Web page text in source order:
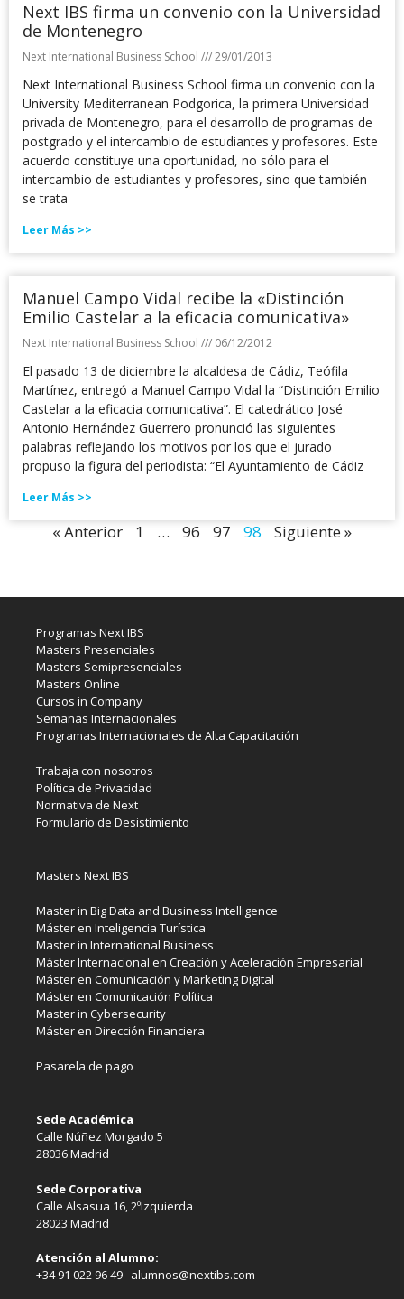
Next IBS firma un convenio con la Universidad
de Montenegro
Next International Business School 29/01/2013
Next International Business School firma un convenio con la
University Mediterranean Podgorica, la primera Universidad
privada de Montenegro, para el desarrollo de programas de
postgrado y el intercambio de estudiantes y profesores. Este
acuerdo constituye una oportunidad, no sólo para el
intercambio de estudiantes y profesores, sino que también
se trata
Leer Más >>
Manuel Campo Vidal recibe la «Distinción
Emilio Castelar a la eficacia comunicativa»
Next International Business School 06/12/2012
El pasado 13 de diciembre la alcaldesa de Cádiz, Teófila
Martínez, entregó a Manuel Campo Vidal la “Distinción Emilio
Castelar a la eficacia comunicativa”. El catedrático José
Antonio Hernández Guerrero pronunció las siguientes
palabras reflejando los motivos por los que el jurado
propuso la figura del periodista: “El Ayuntamiento de Cádiz
Leer Más >>
« Anterior 1 … 96 97 98 Siguiente »
Programas Next IBS
Masters Presenciales
Masters Semipresenciales
Masters Online
Cursos in Company
Semanas Internacionales
Programas Internacionales de Alta Capacitación
Trabaja con nosotros
Política de Privacidad
Normativa de Next
Formulario de Desistimiento
Masters Next IBS
Master in Big Data and Business Intelligence
Máster en Inteligencia Turística
Master in International Business
Máster Internacional en Creación y Aceleración Empresarial
Máster en Comunicación y Marketing Digital
Máster en Comunicación Política
Master in Cybersecurity
Máster en Dirección Financiera
Pasarela de pago
Sede Académica
Calle Núñez Morgado 5
28036 Madrid
Sede Corporativa
Calle Alsasua 16, 2ºIzquierda
28023 Madrid
Atención al Alumno:
+34 91 022 96 49 alumnos@nextibs.com